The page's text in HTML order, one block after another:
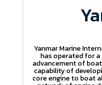
Yanmar Marine
has operated for
advancement of
capability of
core engine to boat